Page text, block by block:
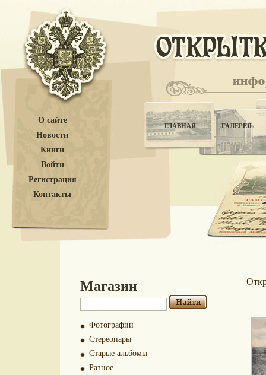
О сайте
Новости
Книги
Войти
Регистрация
Контакты
ГЛАВНАЯ ГАЛЕРЕЯ
Магазин
Фотографии
Стереопары
Старые альбомы
Разное